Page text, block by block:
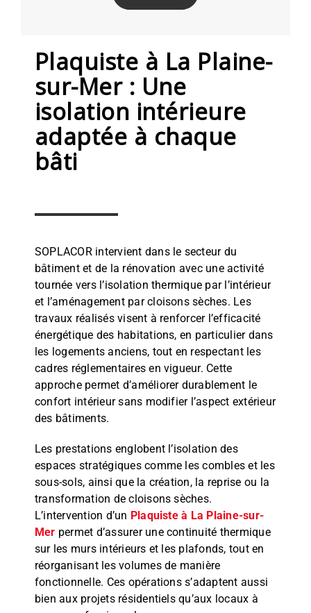
Plaquiste à La Plaine-
sur-Mer : Une
isolation intérieure
adaptée à chaque
bâti
SOPLACOR intervient dans le secteur du
bâtiment et de la rénovation avec une activité
tournée vers l’isolation thermique par l’intérieur
et l’aménagement par cloisons sèches. Les
travaux réalisés visent à renforcer l’efficacité
énergétique des habitations, en particulier dans
les logements anciens, tout en respectant les
cadres réglementaires en vigueur. Cette
approche permet d’améliorer durablement le
confort intérieur sans modifier l’aspect extérieur
des bâtiments.
Les prestations englobent l’isolation des
espaces stratégiques comme les combles et les
sous-sols, ainsi que la création, la reprise ou la
transformation de cloisons sèches.
L’intervention d’un Plaquiste à La Plaine-sur-
Mer permet d’assurer une continuité thermique
sur les murs intérieurs et les plafonds, tout en
réorganisant les volumes de manière
fonctionnelle. Ces opérations s’adaptent aussi
bien aux projets résidentiels qu’aux locaux à